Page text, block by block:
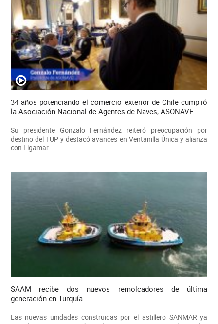
34 años potenciando el comercio exterior de Chile cumplió
la Asociación Nacional de Agentes de Naves, ASONAVE.
Su presidente Gonzalo Fernández reiteró preocupación por
destino del TUP y destacó avances en Ventanilla Única y alianza
con Ligamar.
SAAM recibe dos nuevos remolcadores de última
generación en Turquía
Las nuevas unidades construidas por el astillero SANMAR ya